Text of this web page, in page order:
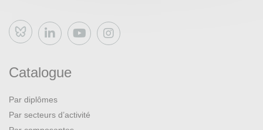
Bluesky
Catalogue
Par diplômes
Par secteurs d’activité